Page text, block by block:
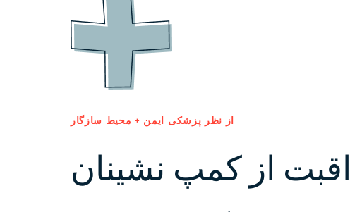
از نظر پزشکی ایمن + محیط سازگار
از کمپ نشینان